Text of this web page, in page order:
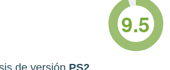
9.5
de versión PS2.